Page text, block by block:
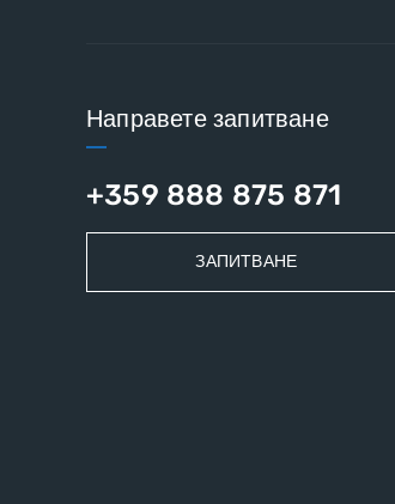
Направете запитване
+359 888 875 871
ЗАПИТВАНЕ